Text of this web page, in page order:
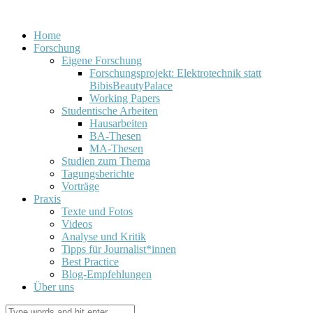
Home
Forschung
Eigene Forschung
Forschungsprojekt: Elektrotechnik statt
BibisBeautyPalace
Working Papers
Studentische Arbeiten
Hausarbeiten
BA-Thesen
MA-Thesen
Studien zum Thema
Tagungsberichte
Vorträge
Praxis
Texte und Fotos
Videos
Analyse und Kritik
Tipps für Journalist*innen
Best Practice
Blog-Empfehlungen
Über uns